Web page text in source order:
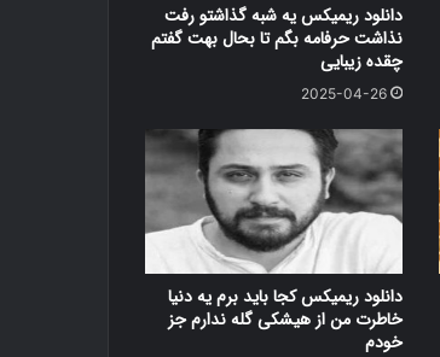
دانلود ریمیکس یه شبه گذاشتو رفت
نذاشت حرفامه بگم تا بحال بهت گفتم
چقده زیبایی
2025-04-26
دانلود ریمیکس کجا باید برم یه دنیا
خاطرت من از هیشکی گله ندارم جز
خودم